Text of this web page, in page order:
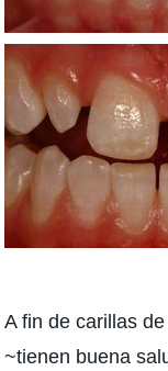
A fin de carillas
~tienen buena